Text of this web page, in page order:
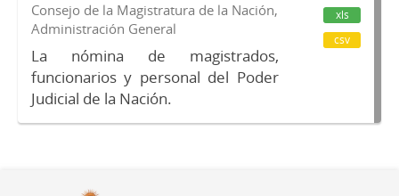
Consejo de la Magistratura de la Nación,
Administración General
La nómina de magistrados,
funcionarios y personal del Poder
Judicial de la Nación.
xls
csv